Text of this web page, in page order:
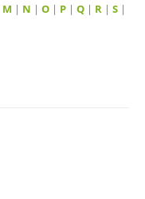
M | N | O | P | Q | R | S |